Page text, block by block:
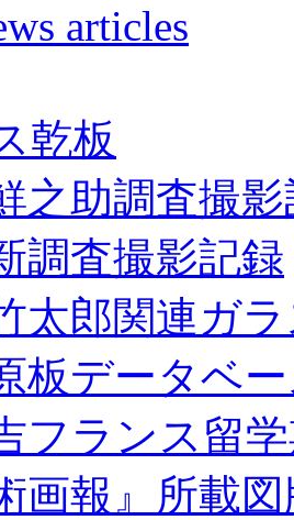
articles
乾板
之助調査撮
調査撮影記録
太郎関連ガ
板データベ
フランス留
画報』所載